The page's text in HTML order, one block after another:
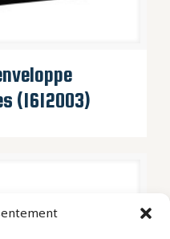
(1612003)